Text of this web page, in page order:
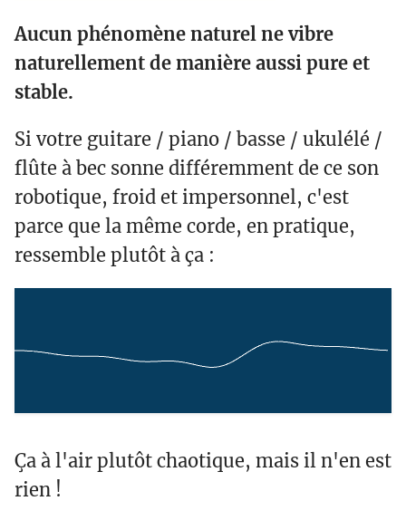
Aucun phénomène naturel ne vibre
naturellement de manière aussi pure et
stable.
Si votre guitare / piano / basse / ukulélé /
flûte à bec sonne différemment de ce son
robotique, froid et impersonnel, c'est
parce que la même corde, en pratique,
ressemble plutôt à ça :
Ça à l'air plutôt chaotique, mais il n'en est
rien !